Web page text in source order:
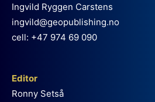
Ingvild Ryggen Carstens
ingvild@geopublishing.no
cell: +47 974 69 090
Editor
Ronny Setså